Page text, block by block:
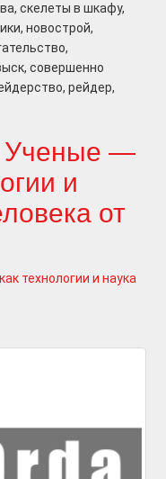
скелеты в шкафу,
новострой,
совершенно
рейдер,
Ученые —
и
от